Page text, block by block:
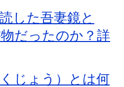
した吾妻鏡と
だったのか？詳
じょう）とは何